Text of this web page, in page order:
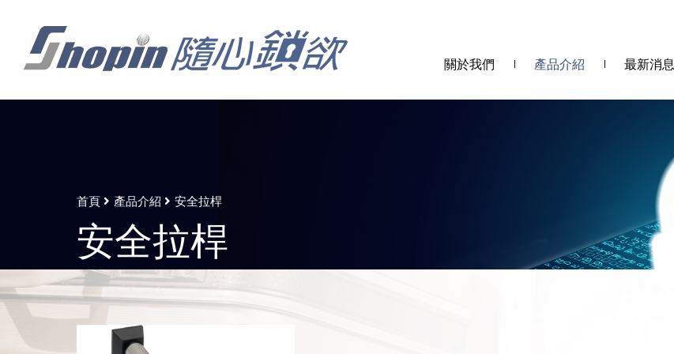
關於我們 產品介紹 最新消息
首頁 產品介紹 安全拉桿
安全拉桿